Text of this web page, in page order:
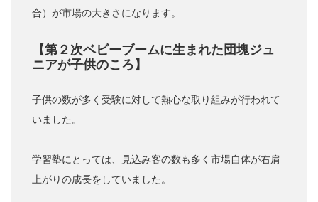
合）が市場の大きさになります。
【第２次ベビーブームに生まれた団塊ジュ
ニアが子供のころ】
子供の数が多く受験に対して熱心な取り組みが行われて
いました。
学習塾にとっては、見込み客の数も多く市場自体が右肩
上がりの成長をしていました。